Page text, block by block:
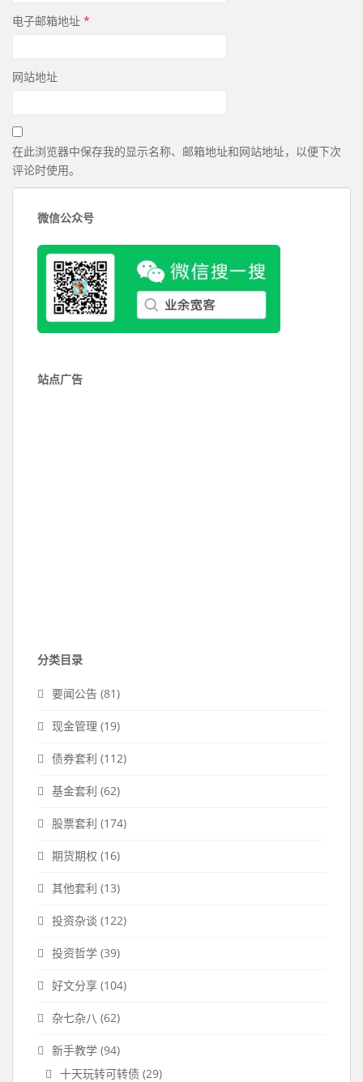
电子邮箱地址 *
网站地址
在此浏览器中保存我的显示名称、邮箱地址和网站地址，以便下次
评论时使用。
微信公众号
站点广告
分类目录
要闻公告 (81)
现金管理 (19)
债券套利 (112)
基金套利 (62)
股票套利 (174)
期货期权 (16)
其他套利 (13)
投资杂谈 (122)
投资哲学 (39)
好文分享 (104)
杂七杂八 (62)
新手教学 (94)
十天玩转可转债 (29)